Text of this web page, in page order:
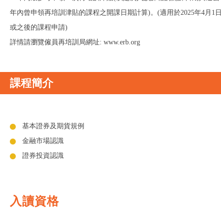
年內曾申領再培訓津貼的課程之開課日期計算)。(適用於2025年4月1
或之後的課程申請)
詳情請瀏覽僱員再培訓局網址: www.erb.org
課程簡介
基本證券及期貨規例
金融市場認識
證券投資認識
入讀資格